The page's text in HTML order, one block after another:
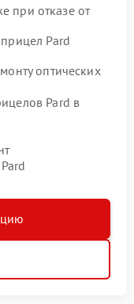
при отказе от
Pard
оптических
Pard в